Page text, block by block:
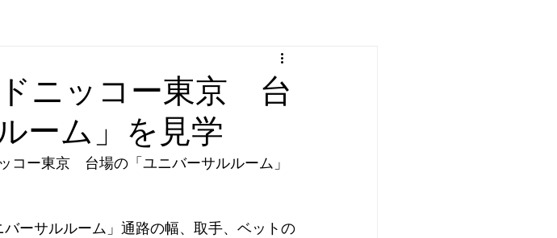
ドニッコー東京 台
ーム」を見学
ー東京　台場の「ユニバーサルルーム」
ーサルルーム」通路の幅、取手、ベットの